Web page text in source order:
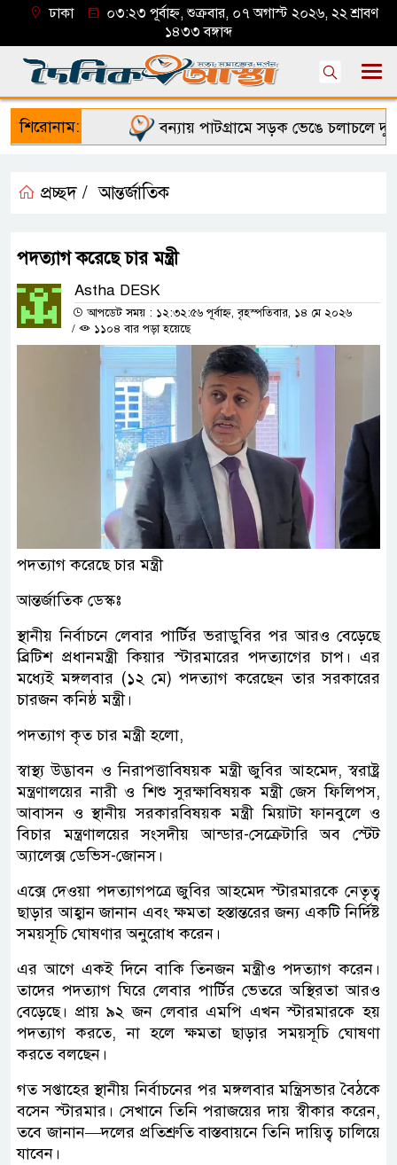
ঢাকা
০৩:২৩ পূর্বাহ্ন, শুক্রবার, ০৭ অগাস্ট ২০২৬, ২২ শ্রাবণ
১৪৩৩ বঙ্গাব্দ
শিরোনাম: বন্যায় পাটগ্রামে সড়ক ভেঙে চলাচলে
প্রচ্ছদ / আন্তর্জাতিক
পদত্যাগ করেছে চার মন্ত্রী
Astha DESK
আপডেট সময় : ১২:৩২:৫৬ পূর্বাহ্ন, বৃহস্পতিবার, ১৪ মে ২০২৬
/
১১০৪ বার পড়া হয়েছে
পদত্যাগ করেছে চার মন্ত্রী
আন্তর্জাতিক ডেস্কঃ
স্থানীয় নির্বাচনে লেবার পার্টির ভরাডুবির পর আরও বেড়েছে
ব্রিটিশ প্রধানমন্ত্রী কিয়ার স্টারমারের পদত্যাগের চাপ। এর
মধ্যেই মঙ্গলবার (১২ মে) পদত্যাগ করেছেন তার সরকারের
চারজন কনিষ্ঠ মন্ত্রী।
পদত্যাগ কৃত চার মন্ত্রী হলো,
স্বাস্থ্য উদ্ভাবন ও নিরাপত্তাবিষয়ক মন্ত্রী জুবির আহমেদ, স্বরাষ্ট্র
মন্ত্রণালয়ের নারী ও শিশু সুরক্ষাবিষয়ক মন্ত্রী জেস ফিলিপস,
আবাসন ও স্থানীয় সরকারবিষয়ক মন্ত্রী মিয়াটা ফানবুলে ও
বিচার মন্ত্রণালয়ের সংসদীয় আন্ডার-সেক্রেটারি অব স্টেট
অ্যালেক্স ডেভিস-জোনস।
এক্সে দেওয়া পদত্যাগপত্রে জুবির আহমেদ স্টারমারকে নেতৃত্ব
ছাড়ার আহ্বান জানান এবং ক্ষমতা হস্তান্তরের জন্য একটি নির্দিষ্ট
সময়সূচি ঘোষণার অনুরোধ করেন।
এর আগে একই দিনে বাকি তিনজন মন্ত্রীও পদত্যাগ করেন।
তাদের পদত্যাগ ঘিরে লেবার পার্টির ভেতরে অস্থিরতা আরও
বেড়েছে। প্রায় ৯২ জন লেবার এমপি এখন স্টারমারকে হয়
পদত্যাগ করতে, না হলে ক্ষমতা ছাড়ার সময়সূচি ঘোষণা
করতে বলছেন।
গত সপ্তাহের স্থানীয় নির্বাচনের পর মঙ্গলবার মন্ত্রিসভার বৈঠকে
বসেন স্টারমার। সেখানে তিনি পরাজয়ের দায় স্বীকার করেন,
তবে জানান—দলের প্রতিশ্রুতি বাস্তবায়নে তিনি দায়িত্ব চালিয়ে
যাবেন।